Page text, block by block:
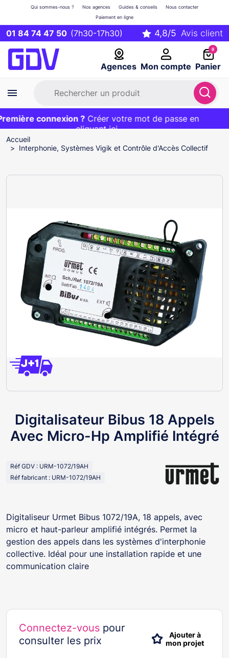
01 84 74 47 50 (7h30-17h30)
Agences Mon compte
Qui sommes-nous ? Nos agences Guides & conseils
Nous contacter
Paiement en ligne
0
Panier
Première commande ?20€ OFFERT sur votre panier
et livraison 24/48h gratuite avec le codeBIENVENUE
connexion ?Créer votre mot de passe en
cliquant ici
EXCLU WEB :
Accueil
Interphonie, Systèmes Vigik et Contrôle d'Accès Collectif
Digitalisateur Bibus 18 Appels
Avec Micro-Hp Amplifié Intégré
Réf GDV : URM-1072/19AH
Réf fabricant : URM-1072/19AH
Digitaliseur Urmet Bibus 1072/19A, 18 appels, avec
micro et haut-parleur amplifié intégrés. Permet la
gestion des appels dans les systèmes d'interphonie
collective. Idéal pour une installation rapide et une
communication claire
Connectez-vous pour
consulter les prix
Ajouter à
mon projet